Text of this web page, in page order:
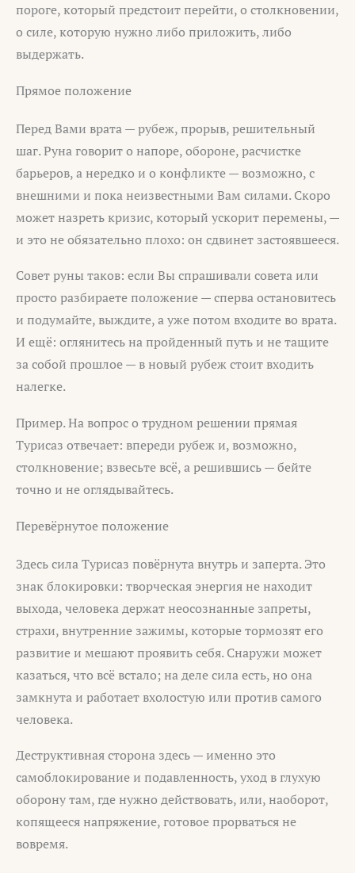
пороге, который предстоит перейти, о столкновении,
о силе, которую нужно либо приложить, либо
выдержать.
Прямое положение
Перед Вами врата — рубеж, прорыв, решительный
шаг. Руна говорит о напоре, обороне, расчистке
барьеров, а нередко и о конфликте — возможно, с
внешними и пока неизвестными Вам силами. Скоро
может назреть кризис, который ускорит перемены, —
и это не обязательно плохо: он сдвинет застоявшееся.
Совет руны таков: если Вы спрашивали совета или
просто разбираете положение — сперва остановитесь
и подумайте, выждите, а уже потом входите во врата.
И ещё: оглянитесь на пройденный путь и не тащите
за собой прошлое — в новый рубеж стоит входить
налегке.
Пример. На вопрос о трудном решении прямая
Турисаз отвечает: впереди рубеж и, возможно,
столкновение; взвесьте всё, а решившись — бейте
точно и не оглядывайтесь.
Перевёрнутое положение
Здесь сила Турисаз повёрнута внутрь и заперта. Это
знак блокировки: творческая энергия не находит
выхода, человека держат неосознанные запреты,
страхи, внутренние зажимы, которые тормозят его
развитие и мешают проявить себя. Снаружи может
казаться, что всё встало; на деле сила есть, но она
замкнута и работает вхолостую или против самого
человека.
Деструктивная сторона здесь — именно это
самоблокирование и подавленность, уход в глухую
оборону там, где нужно действовать, или, наоборот,
копящееся напряжение, готовое прорваться не
вовремя.